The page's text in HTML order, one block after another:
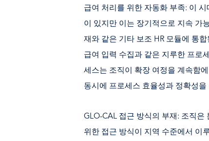
급여 처리를 위한 자동화 부족: 이
이 있지만 이는 장기적으로 지속 가
재와 같은 기타 보조 HR 모듈에 통
급여 입력 수집과 같은 지루한 프로
세스는 조직이 확장 여정을 계속함
동시에 프로세스 효율성과 정확성
GLO-CAL 접근 방식의 부재: 조직은
위한 접근 방식이 지역 수준에서 이